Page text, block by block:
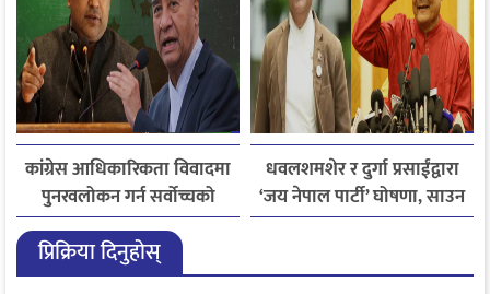
कांग्रेस आधिकारिकता विवादमा
पुनरवलोकन गर्न सर्वोच्चको
अनुमति
धवलशमशेर र दुर्गा प्रसाईंद्वारा
‘जय नेपाल पार्टी’ घोषणा, साउन
२८ मा आयोगमा दर्ता गर्ने तयारी
प्रिक्रिया दिनुहोस्